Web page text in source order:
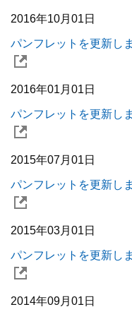
2016年10月01日
パンフレットを更新し
2016年01月01日
パンフレットを更新し
2015年07月01日
パンフレットを更新し
2015年03月01日
パンフレットを更新し
2014年09月01日